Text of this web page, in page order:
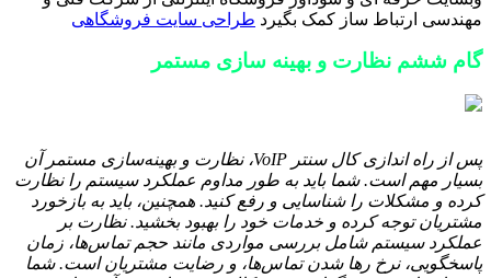
مهندسی ارتباط ساز کمک بگیرد طراحی سایت فروشگاهی
گام ششم نظارت و بهینه سازی مستمر
پس از راه اندازی کال سنتر VoIP، نظارت و بهینه‌سازی مستمر آن
بسیار مهم است. شما باید به طور مداوم عملکرد سیستم را نظارت
کرده و مشکلات را شناسایی و رفع کنید. همچنین، باید به بازخورد
مشتریان توجه کرده و خدمات خود را بهبود بخشید. نظارت بر
عملکرد سیستم شامل بررسی مواردی مانند حجم تماس‌ها، زمان
پاسخگویی، نرخ رها شدن تماس‌ها، و رضایت مشتریان است. شما